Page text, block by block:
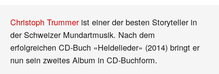
Christoph Trummerist einer der besten Storyteller in
der Schweizer Mundartmusik. Nach dem
erfolgreichen CD-Buch «Heldelieder» (2014) bringt er
nun sein zweites Album in CD-Buchform.